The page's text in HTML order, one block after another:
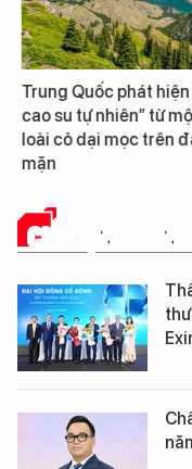
Trung Quốc phát hiện
cao su tự nhiên” từ
loài cỏ dại mọc trên
mặn
CHUYỆN